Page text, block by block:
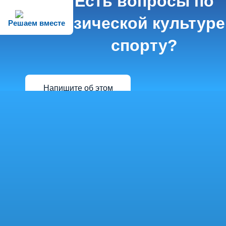
Решаем вместефизической
спорту?
Напишите об этом